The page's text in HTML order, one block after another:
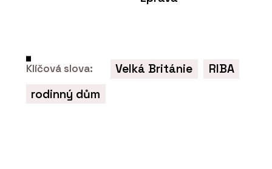
Klíčová slova: Velká Británie
RIBA
rodinný dům